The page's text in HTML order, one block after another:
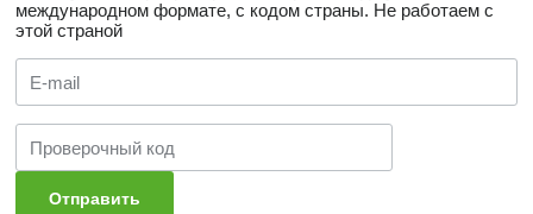
международном формате, с кодом страны. Не работаем с
этой страной